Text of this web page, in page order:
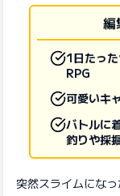
編
1日たっ
RPG
可愛いキ
バトルに
釣りや採
突然スライムにな